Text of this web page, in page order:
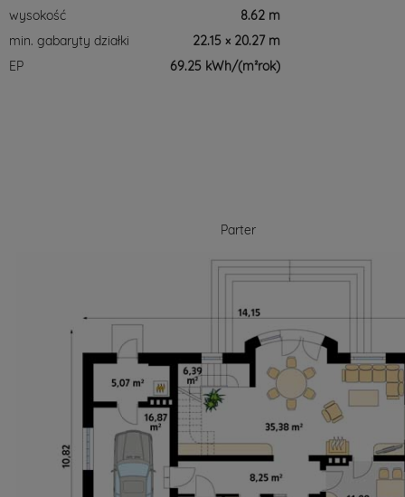
wysokość
8.62 m
min. gabaryty działki
22.15 × 20.27 m
EP
69.25 kWh/(m²rok)
Parter